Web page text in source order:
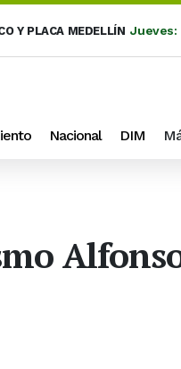
Y PLACA MEDELLÍN Jueves:
Nacional DIM